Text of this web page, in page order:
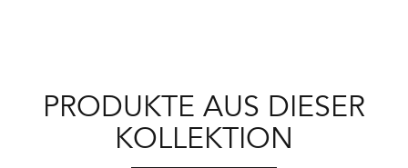
PRODUKTE AUS DIESER
KOLLEKTION